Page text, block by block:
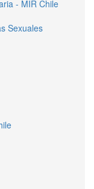
- MIR Chile
Sexuales